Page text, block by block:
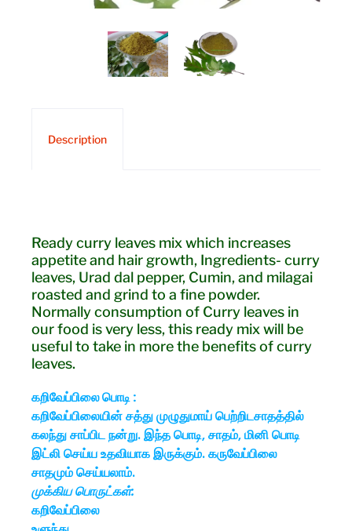
Description
Ready curry leaves mix which increases
appetite and hair growth, Ingredients- curry
leaves, Urad dal pepper, Cumin, and milagai
roasted and grind to a fine powder.
Normally consumption of Curry leaves in
our food is very less, this ready mix will be
useful to take in more the benefits of curry
leaves.
கறிவேப்பிலை பொடி :
கறிவேப்பிலையின் சத்து முழுதுமாய் பெற்றிடசாதத்தில்
கலந்து சாப்பிட நன்று. இந்த பொடி, சாதம், மினி பொடி
இட்லி செய்ய உதவியாக இருக்கும். கருவேப்பிலை
சாதமும் செய்யலாம்.
முக்கிய பொருட்கள்:
கறிவேப்பிலை